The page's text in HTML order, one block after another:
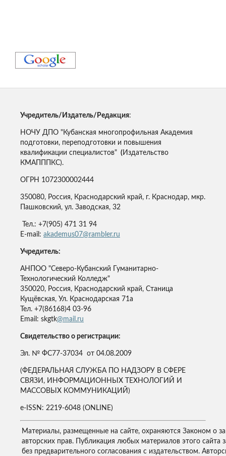
Учредитель/Издатель/Редакция:
НОЧУ ДПО "Кубанская многопрофильная Академия
подготовки, переподготовки и повышения
квалификации специалистов" (Издательство
КМАПППКС).
ОГРН 1072300002444
350080, Россия, Краснодарский край, г. Краснодар, мкр.
Пашковский, ул. Заводская, 32
Тел.: +7(905) 471 31 94
E-mail: akademus07@rambler.ru
Учредитель:
АНПОО "Северо-Кубанский Гуманитарно-
Технологический Колледж"
350020, Россия, Краснодарский край, Станица
Кущёвская, Ул. Краснодарская 71а
Тел. +7(86168)4 03-96
Email: skgtk@mail.ru
Свидетельство о регистрации:
Эл. № ФС77-37034 от 04.08.2009
(ФЕДЕРАЛЬНАЯ СЛУЖБА ПО НАДЗОРУ В СФЕРЕ
СВЯЗИ, ИНФОРМАЦИОННЫХ ТЕХНОЛОГИЙ И
МАССОВЫХ КОММУНИКАЦИЙ)
e-ISSN: 2219-6048 (ONLINE)
Материалы, размещенные на сайте, охраняются Законом о
авторских прав. Публикация любых материалов этого сайта
без предварительного согласования с издательством.